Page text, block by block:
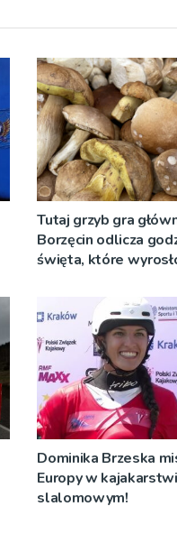
Tutaj grzyb gra
Borzęcin odlicza
święta, które
Dominika Brzeska
Europy w
slalomowym!